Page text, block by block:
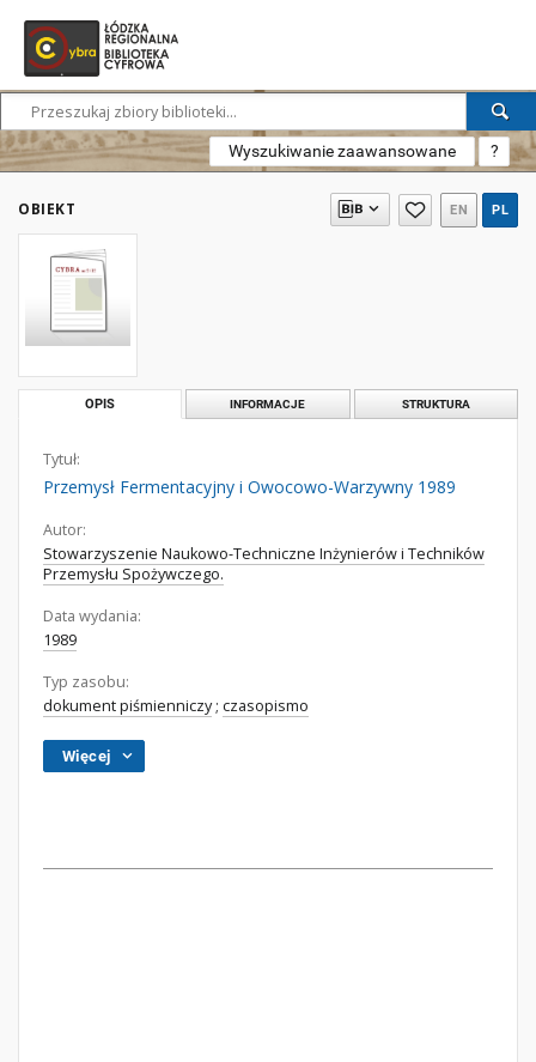
Wyszukiwanie zaawansowane ?
OBIEKT EN PL
OPIS INFORMACJE STRUKTURA
Tytuł:
Przemysł Fermentacyjny i Owocowo-Warzywny 1989
Autor:
Stowarzyszenie Naukowo-Techniczne Inżynierów i Techników
Przemysłu Spożywczego.
Data wydania:
1989
Typ zasobu:
dokument piśmienniczy; czasopismo
Więcej